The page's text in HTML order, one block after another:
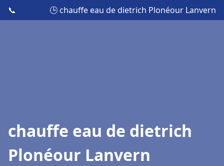
📞 🕒 chauffe eau de dietrich Plonéour Lanvern
chauffe eau de dietrich
Plonéour Lanvern